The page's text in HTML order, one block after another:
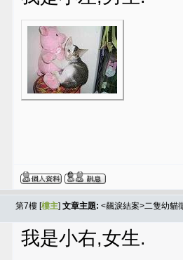
第7樓 [樓主] 文章主題: <飆淚結案>二隻幼貓
我是小右,女生.